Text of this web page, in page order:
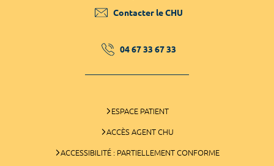
Contacter le CHU
04 67 33 67 33
ESPACE PATIENT
ACCÈS AGENT CHU
ACCESSIBILITÉ : PARTIELLEMENT CONFORME